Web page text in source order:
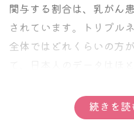
いがんである乳がんを、
もったいない話です。
ただたいていの方は、触
検査を受けたから、遺伝
るのではありません。陽
これは、お説教のように
口にしませんでした。た
関与する割合は、乳がん
されています。トリプル
全体ではどれくらいの方
れば、最近7年間 65人の
ん患者さんを調査したと
続きを読